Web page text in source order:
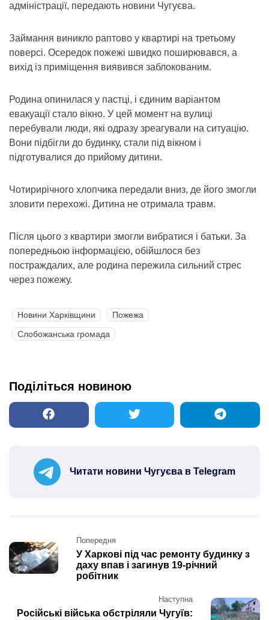
адміністрації, передають новини Чугуєва.
Займання виникло раптово у квартирі на третьому
поверсі. Осередок пожежі швидко поширювався, а
вихід із приміщення виявився заблокованим.
Родина опинилася у пастці, і єдиним варіантом
евакуації стало вікно. У цей момент на вулиці
перебували люди, які одразу зреагували на ситуацію.
Вони підбігли до будинку, стали під вікном і
підготувалися до прийому дитини.
Чотирирічного хлопчика передали вниз, де його змогли
зловити перехожі. Дитина не отримала травм.
Після цього з квартири змогли вибратися і батьки. За
попередньою інформацією, обійшлося без
постраждалих, але родина пережила сильний стрес
через пожежу.
Новини Харківщини
Пожежа
Слобожанська громада
Поділіться новиною
Читати новини Чугуєва в Telegram
Post
navigation
Попередня
У Харкові під час ремонту будинку з
даху впав і загинув 19-річний
робітник
Наступна
Російські війська обстріляли Чугуїв: